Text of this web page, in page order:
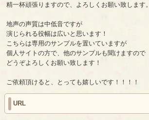
精一杯頑張りますので、よろしくお願い致します。
地声の声質は中低音ですが
演じられる役幅は広いと思います！
こちらは専用のサンプルを置いていますが
個人サイトの方で、他のサンプルも聞けますので
どうぞよろしくお願い致します！
ご依頼頂けると、とっても嬉しいです！！！！
URL